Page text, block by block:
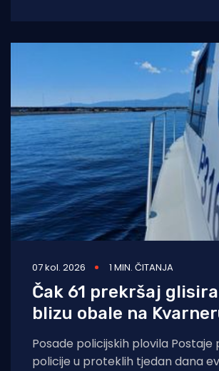
07 kol. 2026 1 MIN. ČITANJA
Čak 61 prekršaj
blizu obale na
Posade policijskih plovila Postaje
policije u proteklih tjedan dana